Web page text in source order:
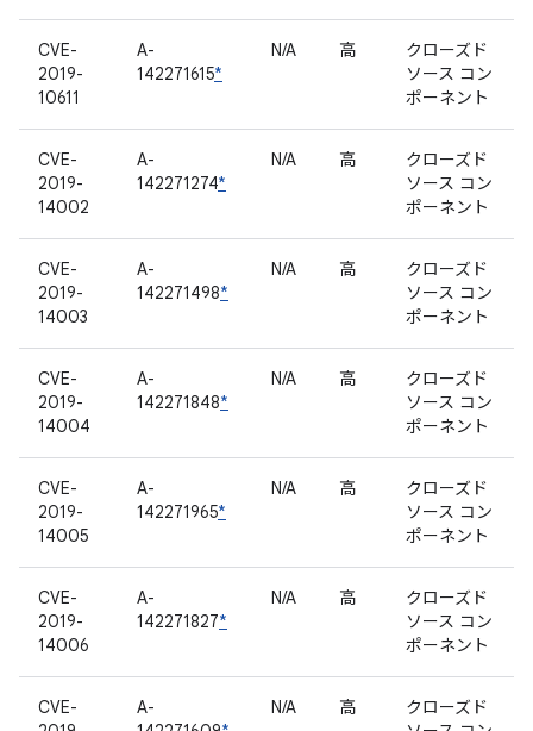
CVE-
2019-
10611
A-
142271615*
N/A 高
クローズド
ソース コン
ポーネント
CVE-
2019-
14002
A-
142271274*
N/A 高
クローズド
ソース コン
ポーネント
CVE-
2019-
14003
A-
142271498*
N/A 高
クローズド
ソース コン
ポーネント
CVE-
2019-
14004
A-
142271848*
N/A 高
クローズド
ソース コン
ポーネント
CVE-
2019-
14005
A-
142271965*
N/A 高
クローズド
ソース コン
ポーネント
CVE-
2019-
14006
A-
142271827*
N/A 高
クローズド
ソース コン
ポーネント
CVE-
A-
N/A 高
クローズド